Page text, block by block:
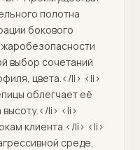
полотна
бокового
выбор сочетаний
цвета.</li> <li>
облегчает её
li> <li>
клиента.</li> <li>
среде,